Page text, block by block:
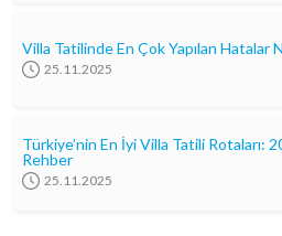
Villa Tatilinde En Çok Yapılan Hatalar
25.11.2025
Türkiye’nin En İyi Villa Tatili Rotaları:
Rehber
25.11.2025